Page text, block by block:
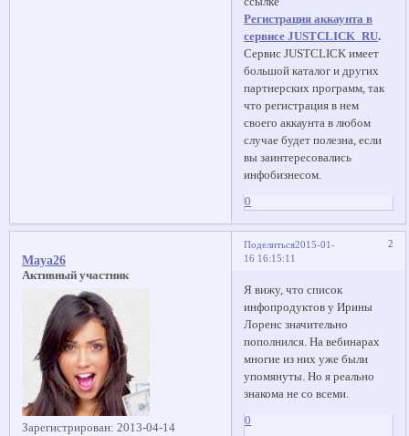
Регистрация аккаунта в
сервисе JUSTCLICK_RU.
Сервис JUSTCLICK имеет
большой каталог и других
партнерских программ, так
что регистрация в нем
своего аккаунта в любом
случае будет полезна, если
вы заинтересовались
инфобизнесом.
0
Поделиться 2
2015-01-
16 16:15:11
Maya26
Активный участник
Зарегистрирован: 2013-04-14
Я вижу, что список
инфопродуктов у Ирины
Лоренс значительно
пополнился. На вебинарах
многие из них уже были
упомянуты. Но я реально
знакома не со всеми.
0